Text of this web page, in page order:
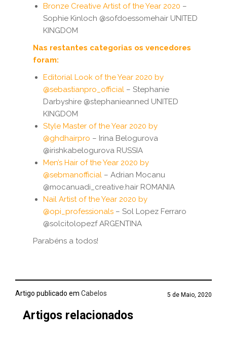
Bronze Creative Artist of the Year 2020 –
Sophie Kinloch @sofdoessomehair UNITED
KINGDOM
Nas restantes categorias os vencedores
foram:
Editorial Look of the Year 2020 by
@sebastianpro_official – Stephanie
Darbyshire @stephanieanned UNITED
KINGDOM
Style Master of the Year 2020 by
@ghdhairpro – Irina Belogurova
@irishkabelogurova RUSSIA
Men’s Hair of the Year 2020 by
@sebmanofficial – Adrian Mocanu
@mocanuadi_creative.hair ROMANIA
Nail Artist of the Year 2020 by
@opi_professionals – Sol Lopez Ferraro
@solcitolopezf ARGENTINA
Parabéns a todos!
Artigo publicado em Cabelos 5 de Maio, 2020
Artigos relacionados